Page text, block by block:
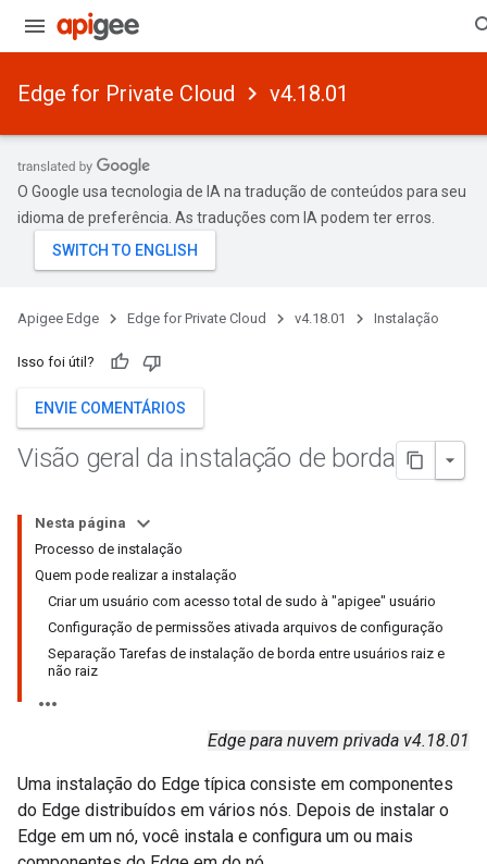
Edge for Private Cloud v4.18.01
O Google usa tecnologia de IA na tradução de conteúdos para seu
idioma de preferência. As traduções com IA podem ter erros.
Apigee Edge Edge for Private Cloud v4.18.01 Instalação
Isso foi útil?
ENVIE COMENTÁRIOS
Visão geral da instalação de borda
Nesta página
Processo de instalação
Quem pode realizar a instalação
Criar um usuário com acesso total de sudo à "apigee" usuário
Configuração de permissões ativada arquivos de configuração
Separação Tarefas de instalação de borda entre usuários raiz e
não raiz
Edge para nuvem privada v4.18.01
Uma instalação do Edge típica consiste em componentes
do Edge distribuídos em vários nós. Depois de instalar o
Edge em um nó, você instala e configura um ou mais